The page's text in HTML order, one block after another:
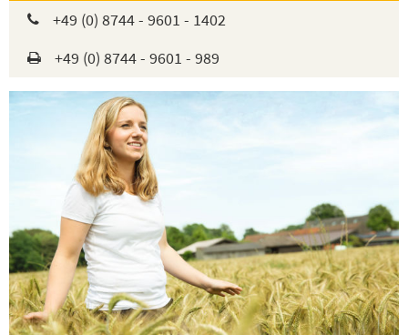
+49 (0) 8744 - 9601 - 1402
+49 (0) 8744 - 9601 - 989